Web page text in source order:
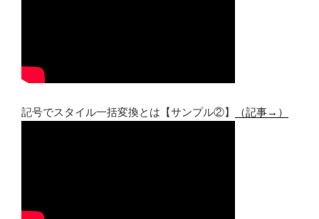
記号でスタイル一括変換とは【サンプル②】 （記事→）